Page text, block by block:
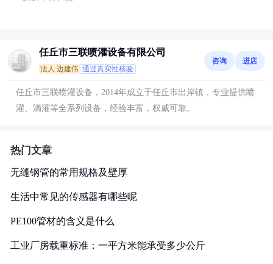
任丘市三联喷灌设备有限公司
法人:边建伟 通过真实性核验
咨询 进店
任丘市三联喷灌设备，2014年成立于任丘市出岸镇，专业提供喷
灌、滴灌等全系列设备，经验丰富，权威可靠。
热门文章
无缝钢管的常用规格及壁厚
生活中常见的传感器有哪些呢
PE100管材的含义是什么
工业厂房载重标准：一平方米能承受多少公斤